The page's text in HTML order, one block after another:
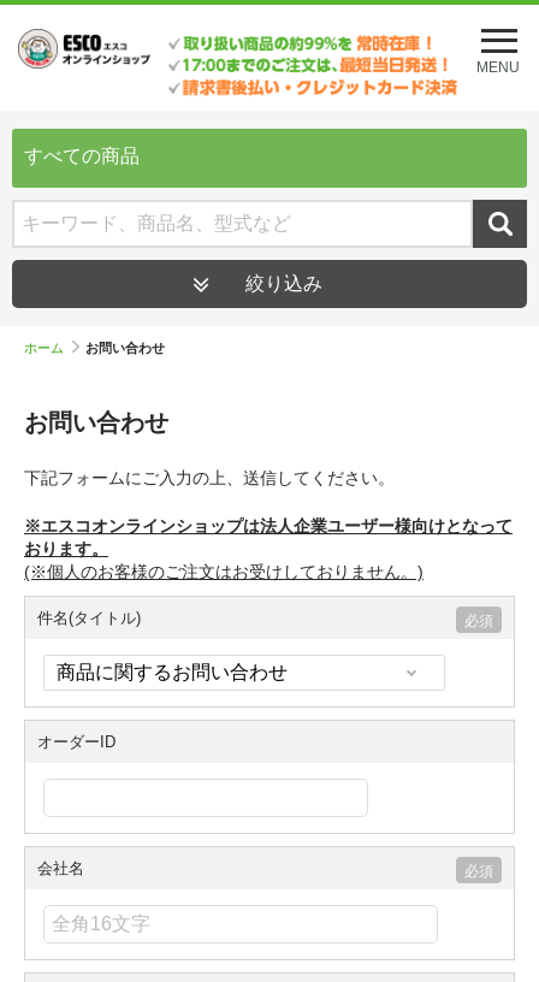
メ
ニ
ュ
を
MENU
すべての商品
絞り込み
ホーム お問い合わせ
お問い合わせ
下記フォームにご入力の上、送信してください。
※エスコオンラインショップは法人企業ユーザー様向けとなって
おります。
(※個人のお客様のご注文はお受けしておりません。)
件名(タイトル)
オーダーID
会社名